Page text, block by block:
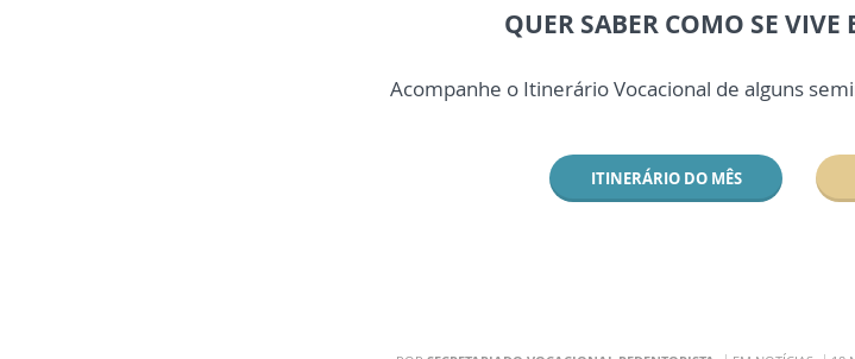
QUER SABER COMO SE
Acompanhe o Itinerário Vocacional de alguns
ITINERÁRIO DO MÊS